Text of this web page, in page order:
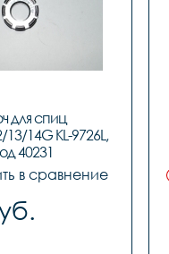
для спиц
14G KL-9726L,
40231
в сравнение